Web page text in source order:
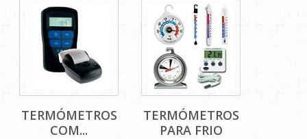
TERMÓMETROS
COM...
TERMÓMETROS
PARA FRIO